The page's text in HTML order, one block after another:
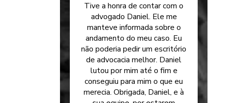
Tive a honra de contar com o
advogado Daniel. Ele me
manteve informada sobre o
andamento do meu caso. Eu
não poderia pedir um escritório
de advocacia melhor. Daniel
lutou por mim até o fim e
conseguiu para mim o que eu
merecia. Obrigada, Daniel, e à